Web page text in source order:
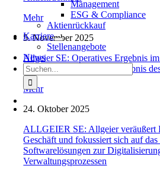
Management
ESG & Compliance
Aktienrückkauf
Karriere
Stellenangebote
News
Suche
nach:
Mehr
5. November 2025
Allgeier SE: Operatives Ergebnis
übersteigt das operative Ergebnis
Mehr
24. Oktober 2025
ALLGEIER SE: Allgeier veräußert
Geschäft und fokussiert sich auf
Softwarelösungen zur
Verwaltungsprozessen